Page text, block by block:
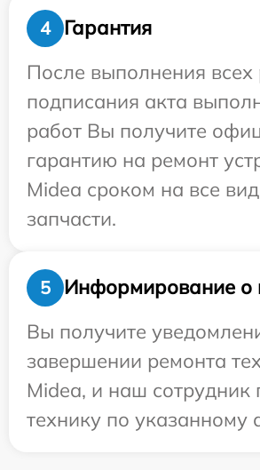
4
Гарантия
После выполнения всех
подписания акта
работ Вы получите
гарантию на ремонт
Midea сроком на все
запчасти.
5
Информирование о
Вы получите
завершении ремонта
Midea, и наш сотрудник
технику по указанному